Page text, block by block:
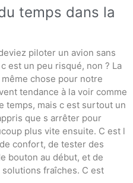
temps dans la
piloter un avion sans
est un peu risqué, non ? La
chose pour notre
tendance à la voir comme
temps, mais c est surtout un
que s arrêter pour
plus vite ensuite. C est l
confort, de tester des
bouton au début, et de
fraîches. C est